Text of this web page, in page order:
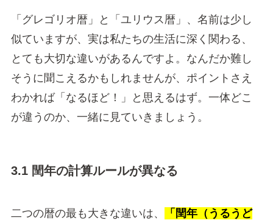
「グレゴリオ暦」と「ユリウス暦」、名前は少し
似ていますが、実は私たちの生活に深く関わる、
とても大切な違いがあるんですよ。なんだか難し
そうに聞こえるかもしれませんが、ポイントさえ
わかれば「なるほど！」と思えるはず。一体どこ
が違うのか、一緒に見ていきましょう。
3.1 閏年の計算ルールが異なる
二つの暦の最も大きな違いは、
「閏年（うるうど